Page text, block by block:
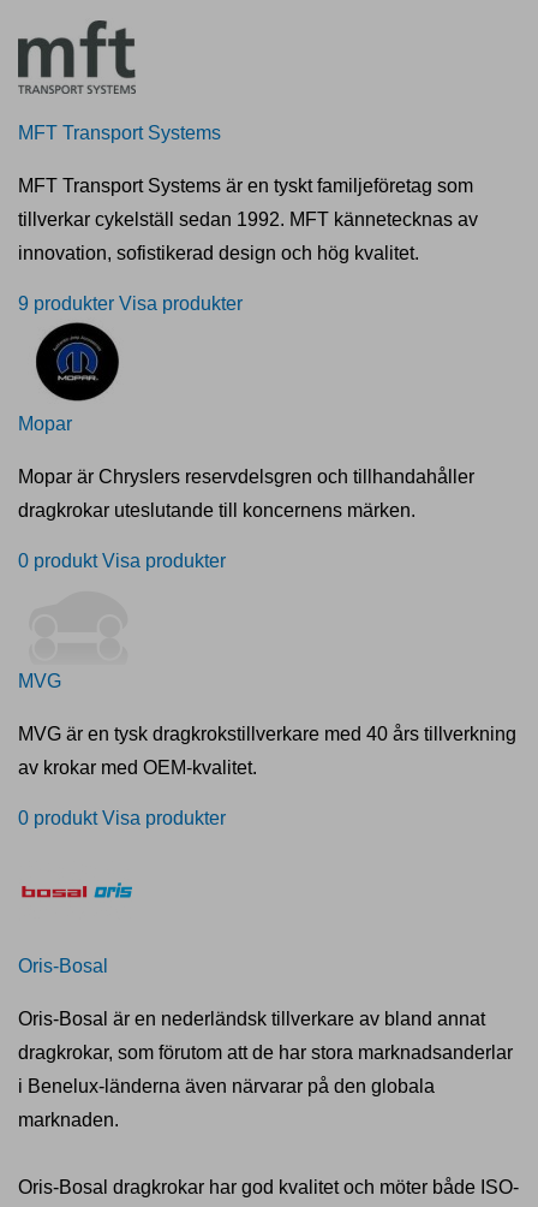
MFT Transport Systems
MFT Transport Systems är en tyskt familjeföretag som
tillverkar cykelställ sedan 1992. MFT kännetecknas av
innovation, sofistikerad design och hög kvalitet.
9 produkter Visa produkter
Mopar
Mopar är Chryslers reservdelsgren och tillhandahåller
dragkrokar uteslutande till koncernens märken.
0 produkt Visa produkter
MVG
MVG är en tysk dragkrokstillverkare med 40 års tillverkning
av krokar med OEM-kvalitet.
0 produkt Visa produkter
Oris-Bosal
Oris-Bosal är en nederländsk tillverkare av bland annat
dragkrokar, som förutom att de har stora marknadsanderlar
i Benelux-länderna även närvarar på den globala
marknaden.
Oris-Bosal dragkrokar har god kvalitet och möter både ISO-